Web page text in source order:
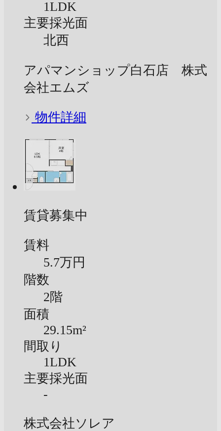
1LDK
主要採光面
北西
アパマンショップ白石店 株式
会社エムズ
物件詳細
賃貸募集中
賃料
5.7万円
階数
2階
面積
29.15m²
間取り
1LDK
主要採光面
-
株式会社ソレア